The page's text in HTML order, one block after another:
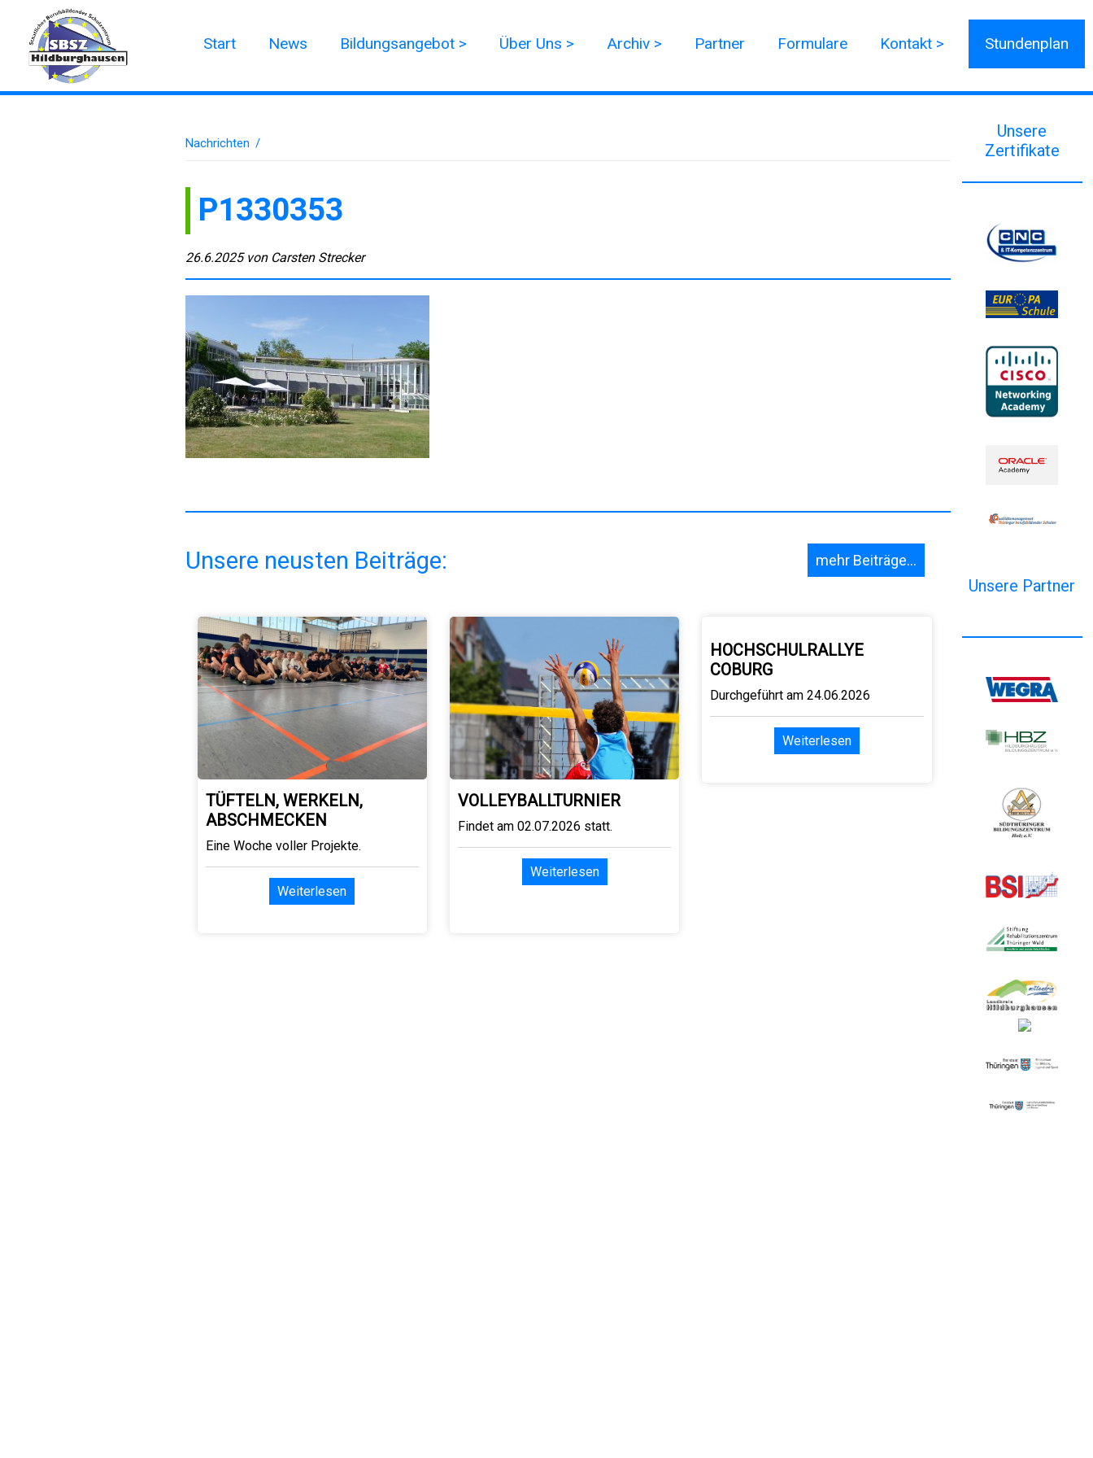
Start News Bildungsangebot > Über Uns > Archiv > Partner Formulare Kontakt > Stundenplan
Nachrichten /
P1330353
26.6.2025 von Carsten Strecker
Unsere neusten Beiträge: mehr Beiträge...
TÜFTELN, WERKELN,
ABSCHMECKEN
Eine Woche voller Projekte.
Weiterlesen
VOLLEYBALLTURNIER
Findet am 02.07.2026 statt.
Weiterlesen
HOCHSCHULRALLYE
COBURG
Durchgeführt am 24.06.2026
Weiterlesen
Unsere
Zertifikate
Unsere Partner